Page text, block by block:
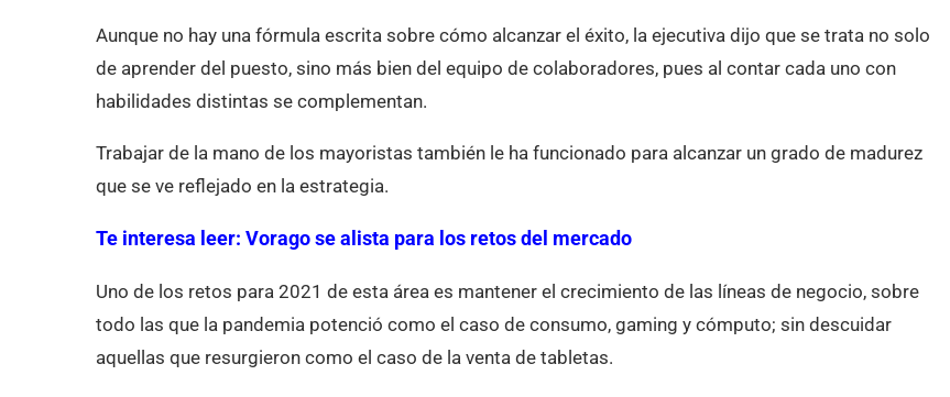
Aunque no hay una fórmula escrita sobre cómo alcanzar el éxito, la ejecutiva dijo que se trata no solo
de aprender del puesto, sino más bien del equipo de colaboradores, pues al contar cada uno con
habilidades distintas se complementan.
Trabajar de la mano de los mayoristas también le ha funcionado para alcanzar un grado de madurez
que se ve reflejado en la estrategia.
Te interesa leer: Vorago se alista para los retos del mercado
Uno de los retos para 2021 de esta área es mantener el crecimiento de las líneas de negocio, sobre
todo las que la pandemia potenció como el caso de consumo, gaming y cómputo; sin descuidar
aquellas que resurgieron como el caso de la venta de tabletas.